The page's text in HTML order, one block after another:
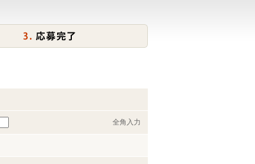
全角入力